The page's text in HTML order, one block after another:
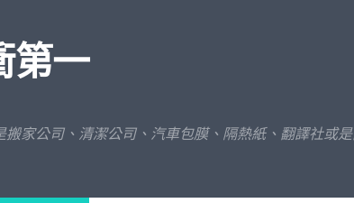
第一
搬家公司、清潔公司、汽車包膜、隔熱紙、翻譯社或